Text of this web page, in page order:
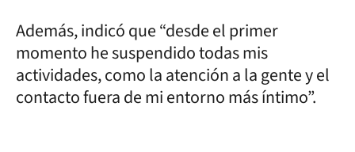
Además, indicó que “desde el primer
momento he suspendido todas mis
actividades, como la atención a la gente y el
contacto fuera de mi entorno más íntimo”.